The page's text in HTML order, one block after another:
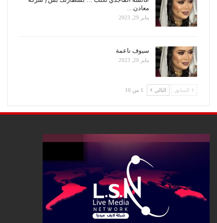
معادن…
يناير 29, 2023
سيوف ناعمة
يناير 20, 2023
السابق التالي 1 من 10